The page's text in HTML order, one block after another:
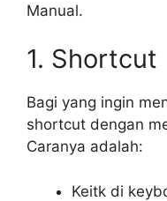
Manual.
1. Shortcut
Bagi yang ingin
shortcut dengan
Caranya adalah:
Keitk di